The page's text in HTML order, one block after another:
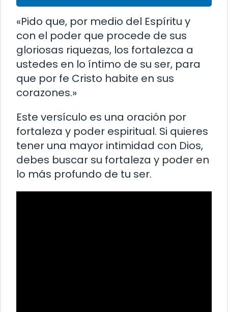
«Pido que, por medio del Espíritu y
con el poder que procede de sus
gloriosas riquezas, los fortalezca a
ustedes en lo íntimo de su ser, para
que por fe Cristo habite en sus
corazones.»
Este versículo es una oración por
fortaleza y poder espiritual. Si quieres
tener una mayor intimidad con Dios,
debes buscar su fortaleza y poder en
lo más profundo de tu ser.